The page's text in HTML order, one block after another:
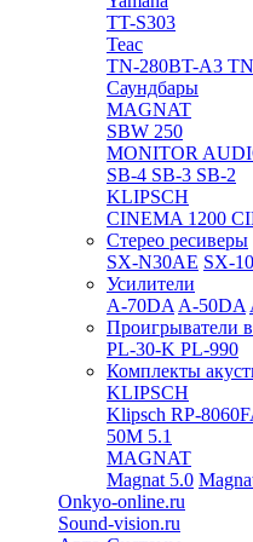
TT-S303
Teac
TN-280BT-A3
Саундбары
MAGNAT
SBW 250
MONITOR
SB-4 SB-3 SB-2
KLIPSCH
CINEMA 1200
Стерео ресиверы
SX-N30AE SX-
Усилители
A-70DA A-50DA
Проигрыватели
PL-30-K PL-990
Комплекты
KLIPSCH
Klipsch RP-
50M 5.1
MAGNAT
Magnat 5.0
Onkyo-online.ru
Sound-vision.ru